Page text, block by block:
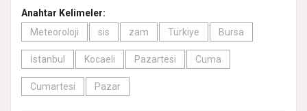
Anahtar Kelimeler:
Meteoroloji
sis zam Türkiye Bursa
İstanbul Kocaeli Pazartesi Cuma
Cumartesi Pazar